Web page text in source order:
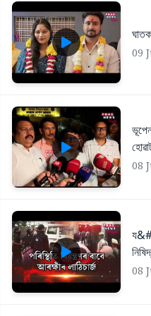
09
08
08